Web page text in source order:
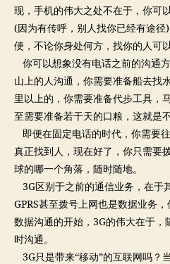
现，手机的伟大之处不在于，你可
(因为有传呼，别人找你已经有途
便，不论你身处何方，找你的人可
你可以想象没有电话之前的沟通
山上的人沟通，你需要准备船去找
里以上的，你需要准备代步工具，
至需要准备若干天的口粮，这就是
即便在固定电话的时代，你需要
真正找到人，现在好了，你只需要
球的哪一个角落，随时随地。
3G区别于之前的通信业务，在于
GPRS甚至拨号上网也是数据业务
数据沟通的开始，3G的伟大在于，
时沟通。
3G只是带来“移动”的互联网吗？